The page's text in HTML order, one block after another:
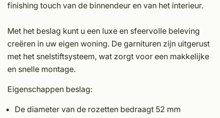
finishing touch van de binnendeur en van het interieur.
Met het beslag kunt u een luxe en sfeervolle beleving
creëren in uw eigen woning. De garnituren zijn uitgerust
met het snelstiftsysteem, wat zorgt voor een makkelijke
en snelle montage.
Eigenschappen beslag:
De diameter van de rozetten bedraagt 52 mm